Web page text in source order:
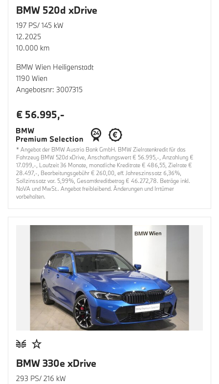
BMW 520d xDrive
197 PS/ 145 kW
12.2025
10.000 km
BMW Wien Heiligenstadt
1190 Wien
Angebotsnr: 3007315
€ 56.995,-
* Angebot der BMW Austria Bank GmbH. BMW Zielratenkredit für das
Fahrzeug BMW 520d xDrive, Anschaffungswert € 56.995,-, Anzahlung €
17.099,-, Laufzeit 36 Monate, monatliche Kreditrate € 486,55, Zielrate €
28.497,-, Bearbeitungsgebühr € 260,00, eff. Jahreszinssatz 6,36%,
Sollzinssatz var. 5,99%, Gesamtkreditbetrag € 46.272,78. Beträge inkl.
NoVA und MwSt.. Angebot freibleibend. Änderungen und Irrtümer
vorbehalten.
BMW 330e xDrive
293 PS/ 216 kW